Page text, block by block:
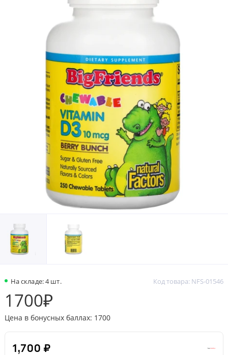
На складе: 4 шт. Код товара: NFS-01546
1700₽
Цена в бонусных баллах: 1700
1,700 ₽